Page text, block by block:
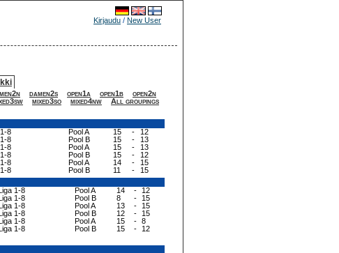
Kirjaudu / New User
damen2s open1a open1b
open2n
mixed3so mixed4nw
All groupings
8 Pool A 15 -
12
8 Pool B 15 -
13
8 Pool A 15 -
13
8 Pool B 15 -
12
8 Pool A 14 -
15
8 Pool B 11 -
15
1-8 Pool A 14 -
12
1-8 Pool B 8 -
15
1-8 Pool A 13 -
15
1-8 Pool B 12 -
15
1-8 Pool A 15 - 8
1-8 Pool B 15 -
12